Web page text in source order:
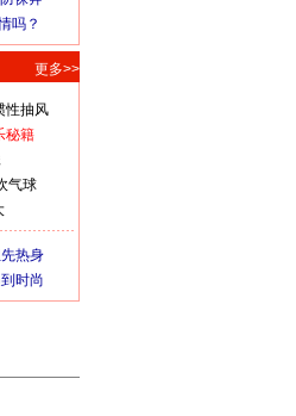
吗？
更多>>
性抽风
秘籍
气球
热身
时尚